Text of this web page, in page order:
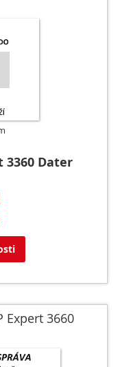
3360 Dater
Expert 3660